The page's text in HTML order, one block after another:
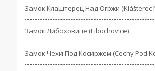
Замок Клаштерец Над Огржи (Klášterec
Замок Либоховице (Libochovice)
Замок Чехи Под Косиржем (Cechy Pod